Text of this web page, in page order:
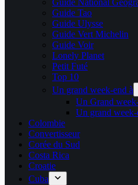
Guide National
Guide Tao
Guide Ulysse
Guide Vert Michelin
Guide Voir
Lonely Planet
Petit Futé
Top 10
Un grand week-end à
Un Grand
Un grand
Colombie
Convertisseur
Corée du Sud
Costa Rica
Croatie
Cuba